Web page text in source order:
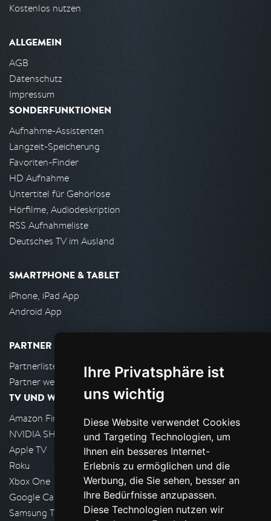
Ihre Privatsphäre ist
uns wichtig
Diese Website verwendet Cookies
und Targeting Technologien, um
Ihnen ein besseres Internet-
Erlebnis zu ermöglichen und die
Werbung, die Sie sehen, besser an
Ihre Bedürfnisse anzupassen.
Diese Technologien nutzen wir
Kostenlos nutzen
ALLGEMEIN
AGB
Datenschutz
Impressum
SONDERFUNKTIONEN
Aufnahme-Assistenten
Langzeit-Speicherung
Favoriten-Finder
HD Aufnahme
Untertitel für Gehörlose
Hörfilme, Audiodeskription
RSS Aufnahmeliste
Deutsches TV im Ausland
SMARTPHONE & TABLET
iPhone, iPad App
Android App
PARTNER
Partnerliste
Partner werden
TV UND WOHNZIMMER
Amazon FireTV
NVIDIA SHIELD, Google TV
Apple TV
Roku
Xbox One
Google Cast
Samsung TV